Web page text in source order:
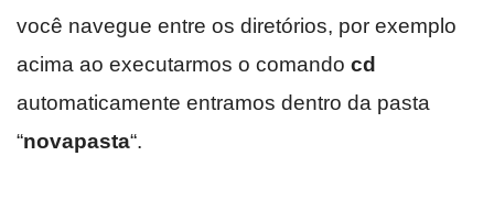
você navegue entre os diretórios, por exemplo
acima ao executarmos o comando cd
automaticamente entramos dentro da pasta
“novapasta“.